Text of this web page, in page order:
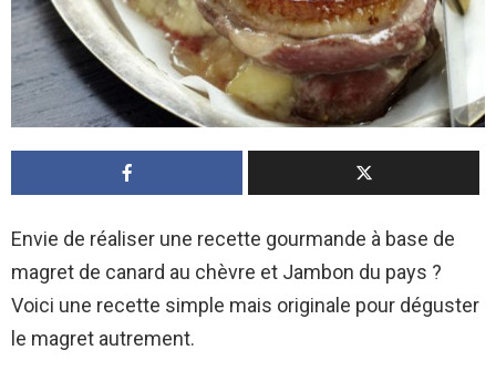
Envie de réaliser une recette gourmande à base de
magret de canard au chèvre et Jambon du pays ?
Voici une recette simple mais originale pour déguster
le magret autrement.